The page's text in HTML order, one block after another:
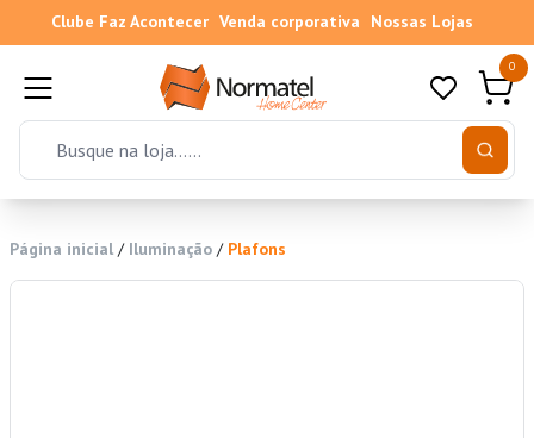
Clube Faz Acontecer Venda corporativa Nossas Lojas
0
Página inicial / Iluminação / Plafons